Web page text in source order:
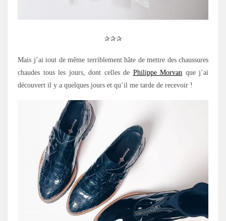
✰✰✰
Mais j’ai tout de même terriblement hâte de mettre des chaussures
chaudes tous les jours, dont celles de Philippe Morvan que j’ai
découvert il y a quelques jours et qu’il me tarde de recevoir !